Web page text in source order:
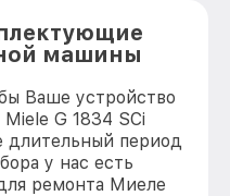
машины
Ваше устройство
G 1834 SCi
длительный период
у нас есть
ремонта Миеле